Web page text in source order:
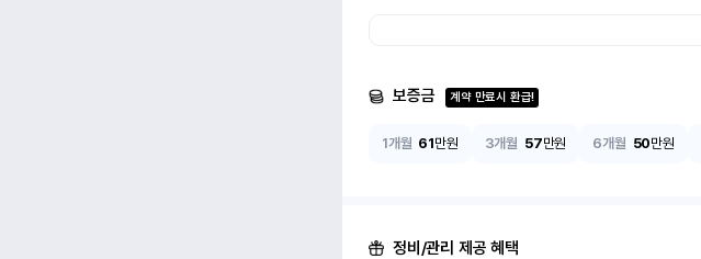
보증금 계약 만료시 환급!
1개월 61만원 3개월 57만원 6개월 50만원
정비/관리 제공 혜택